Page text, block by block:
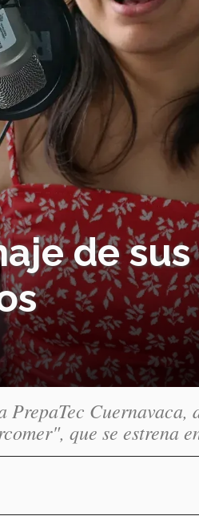
de
PrepaTec Cuernavaca,
que se estrena